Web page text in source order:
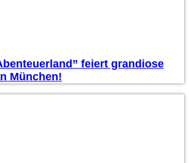
feiert grandiose
München!